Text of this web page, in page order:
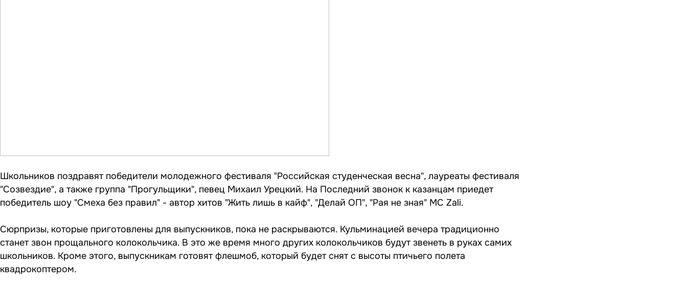
Школьников поздравят победители молодежного фестиваля "Российская студенческая весна", лауреаты фестиваля
"Созвездие", а также группа "Прогульщики", певец Михаил Урецкий. На Последний звонок к казанцам приедет
победитель шоу "Смеха без правил" - автор хитов "Жить лишь в кайф", "Делай ОП", "Рая не зная" MC Zali.
Сюрпризы, которые приготовлены для выпускников, пока не раскрываются. Кульминацией вечера традиционно
станет звон прощального колокольчика. В это же время много других колокольчиков будут звенеть в руках самих
школьников. Кроме этого, выпускникам готовят флешмоб, который будет снят с высоты птичьего полета
квадрокоптером.